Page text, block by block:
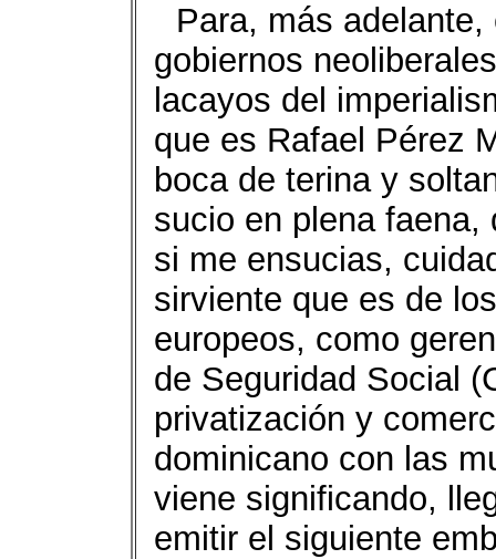
Para, más
gobiernos
lacayos del
que es Rafael Pérez
boca de terina y
sucio en plena faena,
si me ensucias,
sirviente que es de
europeos, como
de Seguridad Social
privatización y
dominicano con las
viene significando,
emitir el siguiente